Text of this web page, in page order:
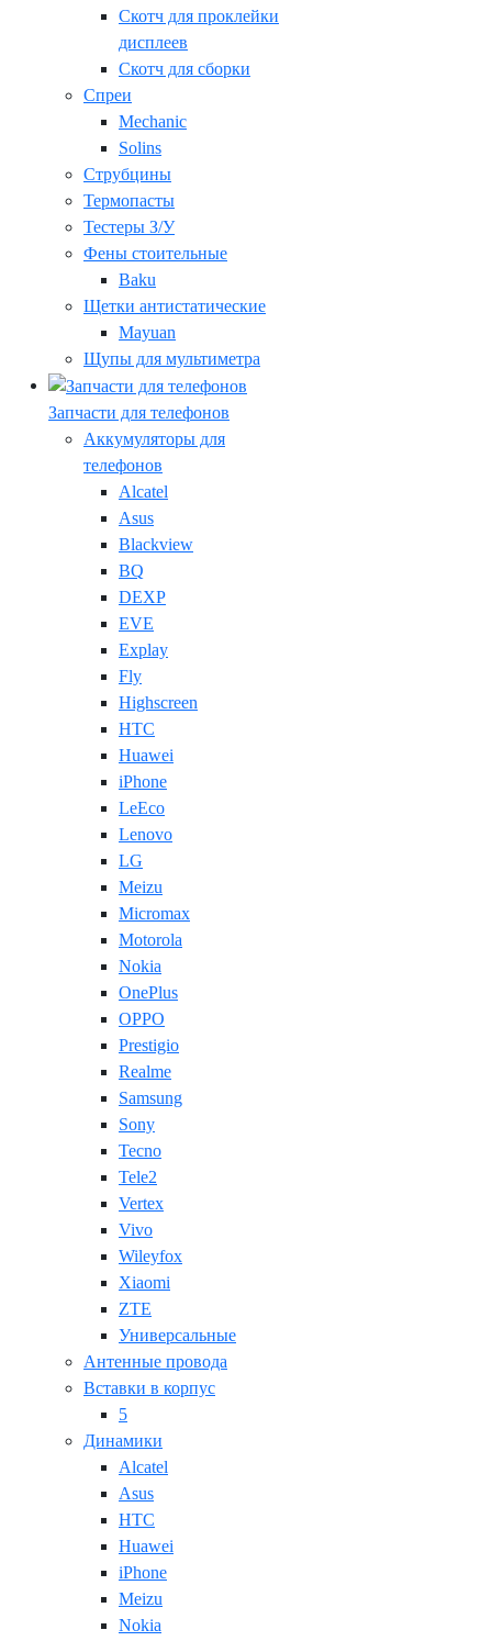
Скотч для проклейки
дисплеев
Скотч для сборки
Спреи
Mechanic
Solins
Струбцины
Термопасты
Тестеры З/У
Фены стоительные
Baku
Щетки антистатические
Mayuan
Щупы для мультиметра
Запчасти для телефонов
Аккумуляторы для
телефонов
Alcatel
Asus
Blackview
BQ
DEXP
EVE
Explay
Fly
Highscreen
HTC
Huawei
iPhone
LeEco
Lenovo
LG
Meizu
Micromax
Motorola
Nokia
OnePlus
OPPO
Prestigio
Realme
Samsung
Sony
Tecno
Tele2
Vertex
Vivo
Wileyfox
Xiaomi
ZTE
Универсальные
Антенные провода
Вставки в корпус
5
Динамики
Alcatel
Asus
HTC
Huawei
iPhone
Meizu
Nokia